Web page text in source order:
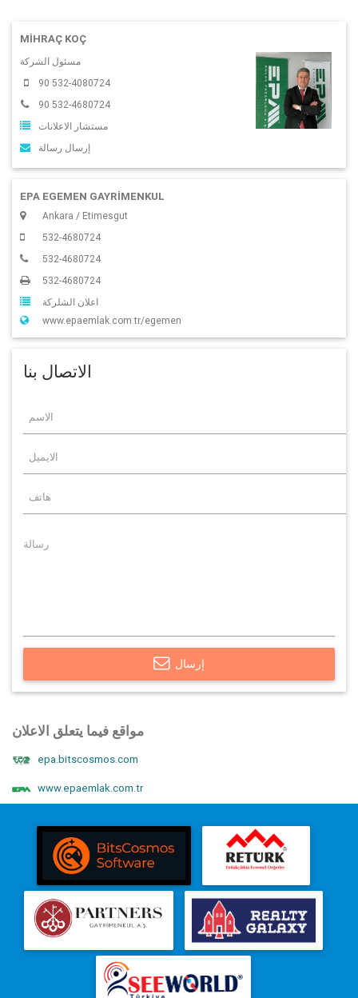
MIHRAÇ KOÇ
مسئول الشركة
90 532-4080724
90 532-4680724
مستشار الاعلانات
إرسال رسالة
EPA EGEMEN GAYRİMENKUL
Ankara / Etimesgut
532-4680724
532-4680724
532-4680724
اعلان الشلركة
www.epaemlak.com.tr/egemen
الاتصال بنا
إرسال
مواقع فيما يتعلق الاعلان
epa.bitscosmos.com
www.epaemlak.com.tr